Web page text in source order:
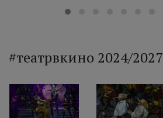
#театрвкино 2024/2027